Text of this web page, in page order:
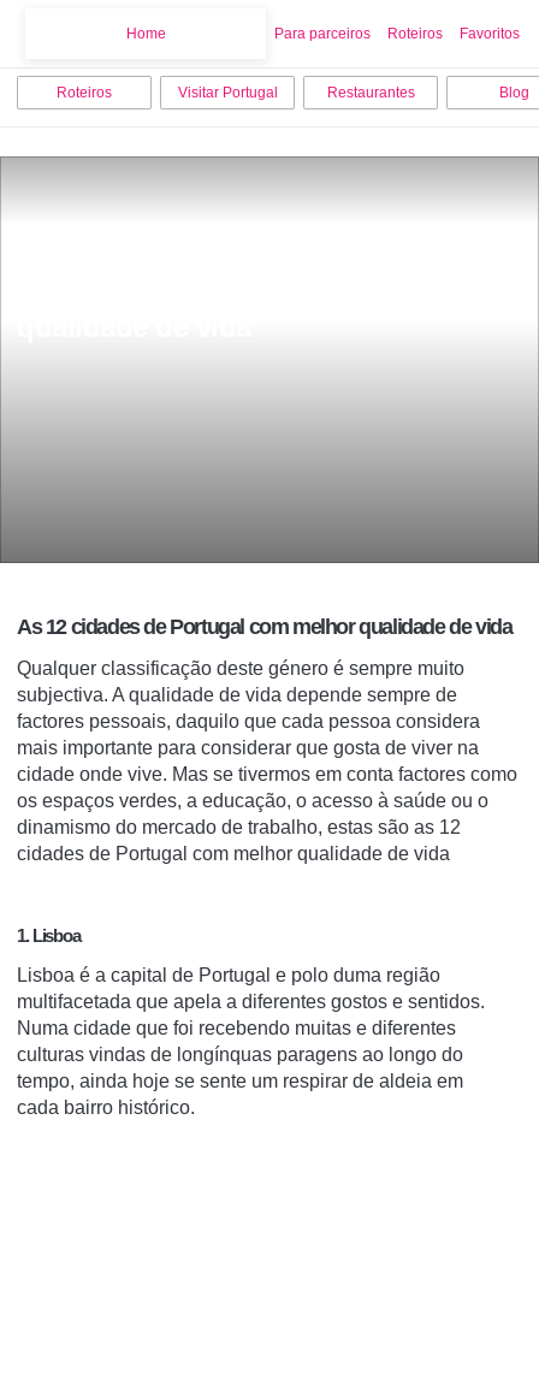
Home Para parceiros Roteiros Favoritos
Roteiros Visitar Portugal Restaurantes Blog
As 12 cidades de Portugal com melhor qualidade de vida
Qualquer classificação deste género é sempre muito
subjectiva. A qualidade de vida depende sempre de
factores pessoais, daquilo que cada pessoa considera
mais importante para considerar que gosta de viver na
cidade onde vive. Mas se tivermos em conta factores como
os espaços verdes, a educação, o acesso à saúde ou o
dinamismo do mercado de trabalho, estas são as 12
cidades de Portugal com melhor qualidade de vida
1. Lisboa
Lisboa é a capital de Portugal e polo duma região
multifacetada que apela a diferentes gostos e sentidos.
Numa cidade que foi recebendo muitas e diferentes
culturas vindas de longínquas paragens ao longo do
tempo, ainda hoje se sente um respirar de aldeia em
cada bairro histórico.